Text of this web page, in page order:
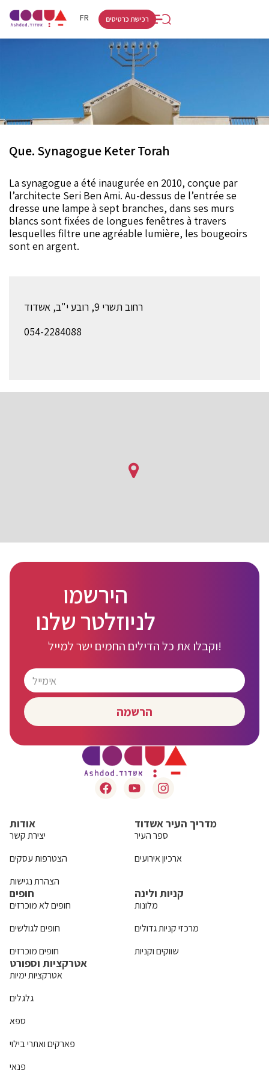
FR
HE
רכישת כרטיסים
Que. Synagogue Keter Torah
La synagogue a été inaugurée en 2010, conçue par
l’architecte Seri Ben Ami. Au-dessus de l’entrée se
dresse une lampe à sept branches, dans ses murs
blancs sont fixées de longues fenêtres à travers
lesquelles filtre une agréable lumière, les bougeoirs
sont en argent.
רחוב תשרי 9, רובע י"ב, אשדוד
054-2284088
הירשמו
לניוזלטר שלנו
וקבלו את כל הדילים החמים ישר למייל!
הרשמה
אודות
יצירת קשר
הצטרפות עסקים
הצהרת נגישות
מדריך העיר אשדוד
ספר העיר
ארכיון אירועים
חופים
חופים לא מוכרזים
חופים לגולשים
חופים מוכרזים
קניות ולינה
מלונות
מרכזי קניות גדולים
שווקים וקניות
אטרקציות וספורט
אטרקציות ימיות
גלגלים
ספא
פארקים ואתרי בילוי
פנאי